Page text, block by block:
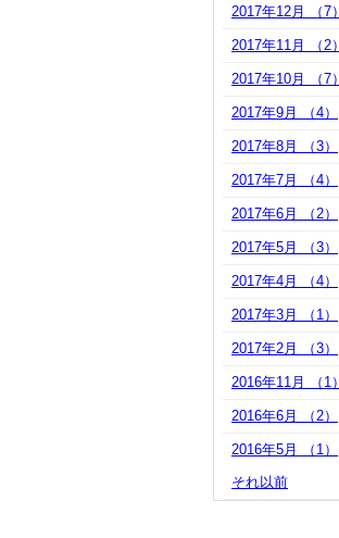
2017年12月 （7）
2017年11月 （2）
2017年10月 （7）
2017年9月 （4）
2017年8月 （3）
2017年7月 （4）
2017年6月 （2）
2017年5月 （3）
2017年4月 （4）
2017年3月 （1）
2017年2月 （3）
2016年11月 （1）
2016年6月 （2）
2016年5月 （1）
それ以前